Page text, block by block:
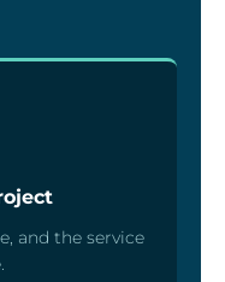
and the service